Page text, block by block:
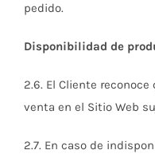
pedido.
Disponibilidad de
2.6. El Cliente
venta en el Sitio Web
2.7. En caso de